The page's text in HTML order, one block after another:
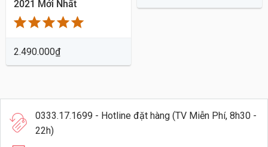
2021 Mới Nhất
2.490.000₫
0333.17.1699 - Hotline đặt hàng (TV Miễn Phí, 8h30 -
22h)